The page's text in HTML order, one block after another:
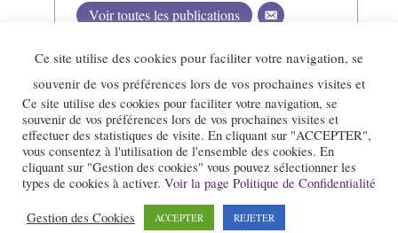
Voir toutes les publications
Ce site utilise des cookies pour faciliter votre navigation, se
souvenir de vos préférences lors de vos prochaines visites et
Ce site utilise des cookies pour faciliter votre navigation, se
souvenir de vos préférences lors de vos prochaines visites et
effectuer des statistiques de visite. En cliquant sur "ACCEPTER",
vous consentez à l'utilisation de l'ensemble des cookies. En
cliquant sur "Gestion des cookies" vous pouvez sélectionner les
types de cookies à activer. Voir la page Politique de Confidentialité
Gestion des Cookies ACCEPTER REJETER